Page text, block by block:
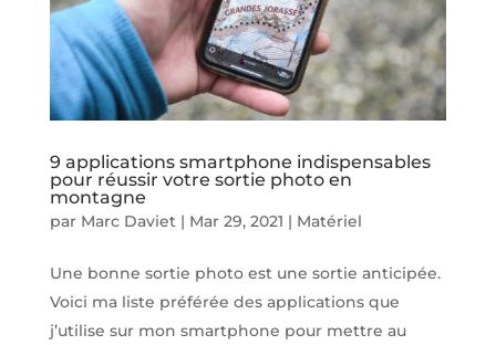
9 applications smartphone indispensables
pour réussir votre sortie photo en
montagne
par Marc Daviet| Mar 29, 2021 | Matériel
Une bonne sortie photo est une sortie anticipée.
Voici ma liste préférée des applications que
j’utilise sur mon smartphone pour mettre au